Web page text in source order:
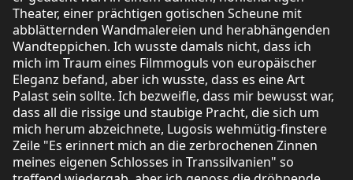
Theater, einer prächtigen gotischen Scheune mit
abblätternden Wandmalereien und herabhängenden
Wandteppichen. Ich wusste damals nicht, dass ich
mich im Traum eines Filmmoguls von europäischer
Eleganz befand, aber ich wusste, dass es eine Art
Palast sein sollte. Ich bezweifle, dass mir bewusst war,
dass all die rissige und staubige Pracht, die sich um
mich herum abzeichnete, Lugosis wehmütig-finstere
Zeile "Es erinnert mich an die zerbrochenen Zinnen
meines eigenen Schlosses in Transsilvanien" so